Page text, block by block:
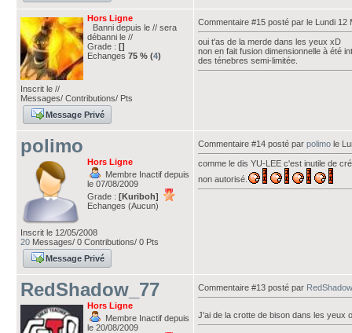
Hors Ligne
Banni depuis le // sera
débanni le //
Grade : []
Echanges 75 % (4)
Inscrit le //
Messages/ Contributions/ Pts
Message Privé
Commentaire #15 posté par le Lundi 12
oui t'as de la merde dans les yeux xD
non en fait fusion dimensionnelle à été
des ténebres semi-limitée.
polimo
Hors Ligne
Membre Inactif depuis
le 07/08/2009
Grade : [Kuriboh]
Echanges (Aucun)
Inscrit le 12/05/2008
20 Messages/ 0 Contributions/ 0 Pts
Message Privé
Commentaire #14 posté par polimo le
comme le dis YU-LEE c'est inutile de
non autorisé.
RedShadow_77
Hors Ligne
Membre Inactif depuis
le 20/08/2009
Commentaire #13 posté par
J'ai de la crotte de bison dans les yeux